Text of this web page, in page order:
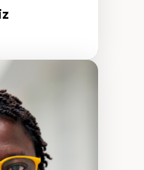
géopolitiques